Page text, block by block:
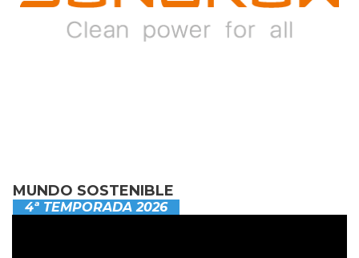
MUNDO SOSTENIBLE
4ª TEMPORADA 2026